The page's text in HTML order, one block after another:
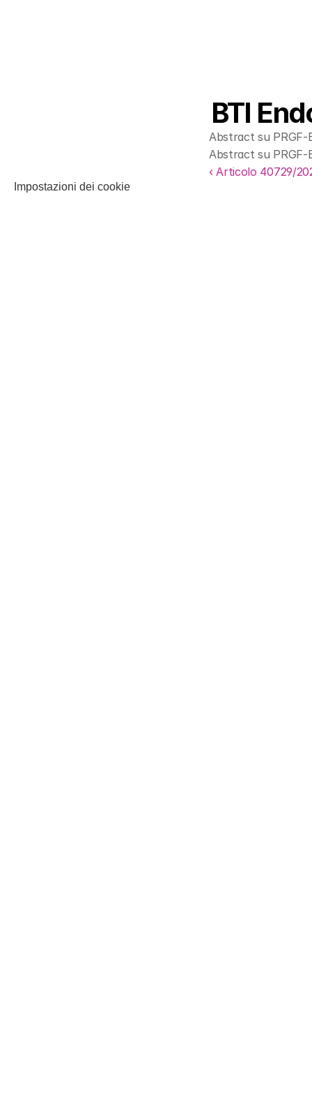
BTI
Abstract su PRGF-
Abstract su PRGF-
‹ Articolo 40729/
Impostazioni dei cookie